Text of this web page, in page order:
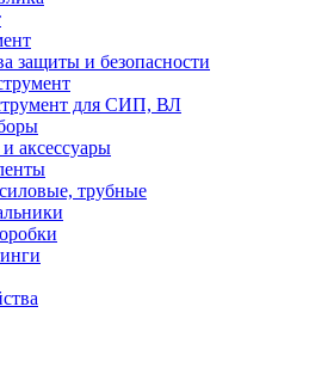
защиты и безопасности
для СИП, ВЛ
аксессуары
трубные